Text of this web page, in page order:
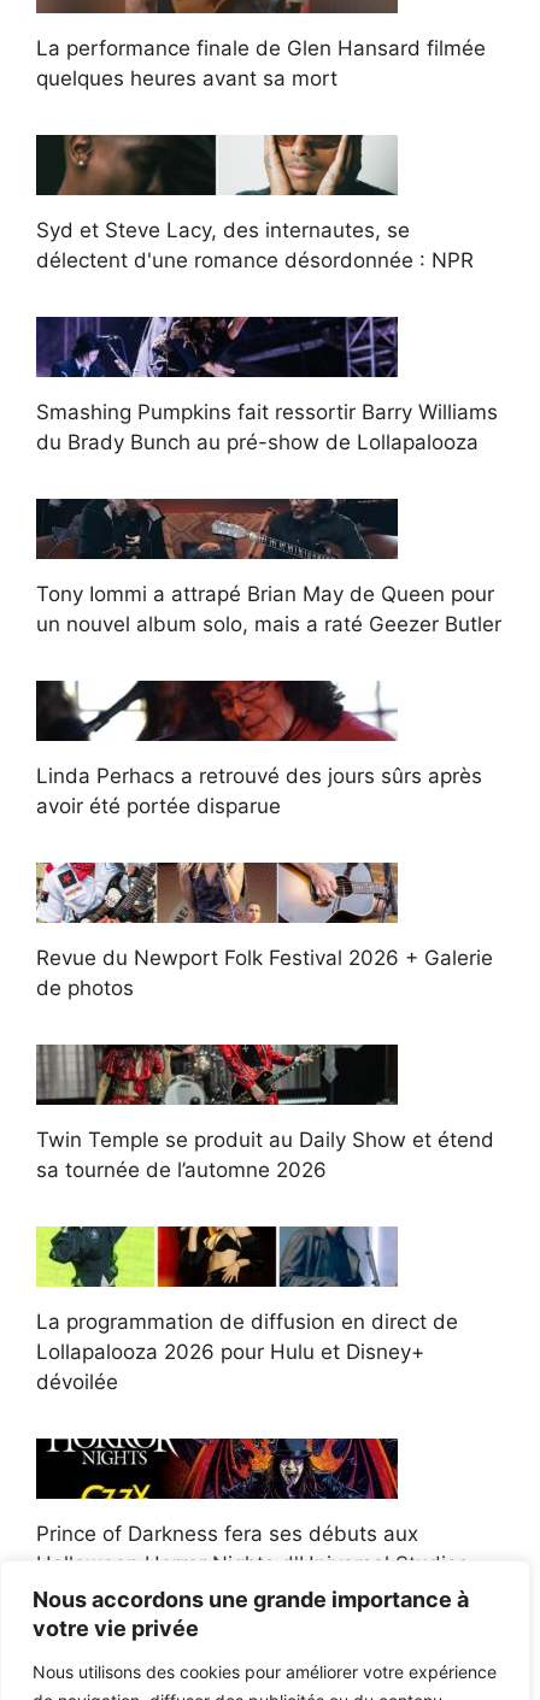
Nous accordons une grande importance à
votre vie privée
Nous utilisons des cookies pour améliorer votre expérience
La performance finale de Glen Hansard filmée
quelques heures avant sa mort
Syd et Steve Lacy, des internautes, se
délectent d'une romance désordonnée : NPR
Smashing Pumpkins fait ressortir Barry Williams
du Brady Bunch au pré-show de Lollapalooza
Tony Iommi a attrapé Brian May de Queen pour
un nouvel album solo, mais a raté Geezer Butler
Linda Perhacs a retrouvé des jours sûrs après
avoir été portée disparue
Revue du Newport Folk Festival 2026 + Galerie
de photos
Twin Temple se produit au Daily Show et étend
sa tournée de l’automne 2026
La programmation de diffusion en direct de
Lollapalooza 2026 pour Hulu et Disney+
dévoilée
Prince of Darkness fera ses débuts aux
Halloween Horror Nights d'Universal Studios